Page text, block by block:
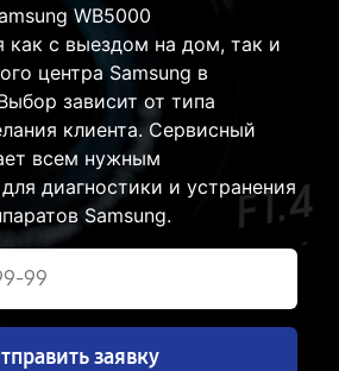
WB5000
как с выездом на дом, так и
центра Samsung в
зависит от типа
клиента. Сервисный
всем нужным
диагностики и устранения
Samsung.
заявку